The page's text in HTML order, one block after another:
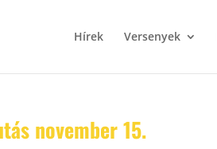
Hírek Versenyek
november 15.